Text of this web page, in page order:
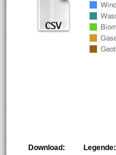
Legende:
Download: